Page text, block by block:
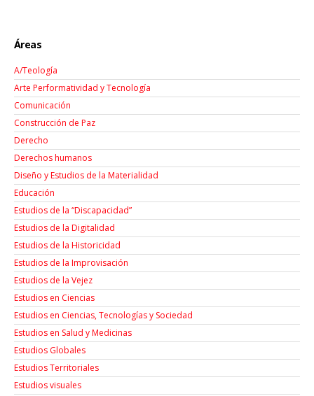
Áreas
A/Teología
Arte Performatividad y Tecnología
Comunicación
Construcción de Paz
Derecho
Derechos humanos
Diseño y Estudios de la Materialidad
Educación
Estudios de la “Discapacidad”
Estudios de la Digitalidad
Estudios de la Historicidad
Estudios de la Improvisación
Estudios de la Vejez
Estudios en Ciencias
Estudios en Ciencias, Tecnologías y Sociedad
Estudios en Salud y Medicinas
Estudios Globales
Estudios Territoriales
Estudios visuales